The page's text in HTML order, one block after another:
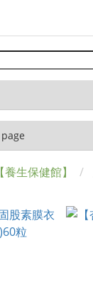
【養生保健館】